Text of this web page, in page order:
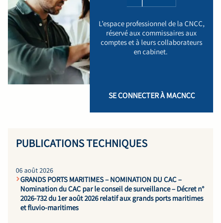
L’espace professionnel de la CNCC,
réservé aux commissaires aux
comptes et à leurs collaborateurs
en cabinet.
SE CONNECTER À MACNCC
PUBLICATIONS TECHNIQUES
06 août 2026
GRANDS PORTS MARITIMES – NOMINATION DU CAC –
Nomination du CAC par le conseil de surveillance – Décret n°
2026-732 du 1er août 2026 relatif aux grands ports maritimes
et fluvio-maritimes